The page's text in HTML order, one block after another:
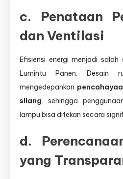
c. Penataan
dan Ventilasi
Efisiensi energi menjadi
Lumintu Panen. Desain
mengedepankan
silang, sehingga
lampu bisa ditekan secara
d.
yang